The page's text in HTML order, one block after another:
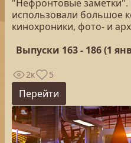
"Нефронтовые заметки".
использовали большое
кинохроники, фото- и
Выпуски 163 - 186 (1
2к 5
Перейти